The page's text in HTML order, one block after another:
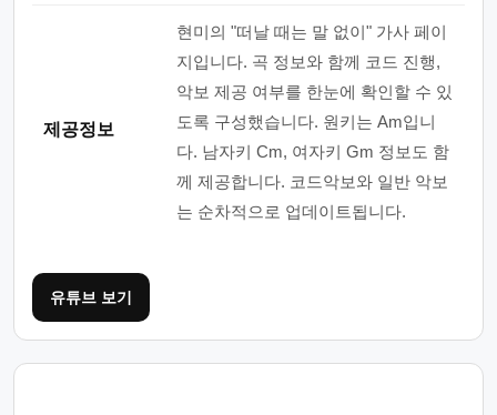
제공정보
현미의 "떠날 때는 말 없이" 가사 페이
지입니다. 곡 정보와 함께 코드 진행,
악보 제공 여부를 한눈에 확인할 수 있
도록 구성했습니다. 원키는 Am입니
다. 남자키 Cm, 여자키 Gm 정보도 함
께 제공합니다. 코드악보와 일반 악보
는 순차적으로 업데이트됩니다.
유튜브 보기